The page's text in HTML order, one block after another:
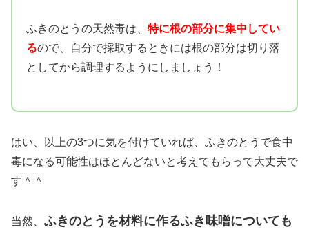
ふきのとうの天然毒は、 特に根の部分に集中してい
るので、自分で採取するときには根の部分は切り落
としてから調理するようにしましょう！
はい、以上の3つに気を付けていれば、ふきのとうで食中
毒になる可能性はほとんどないと考えてもらって大丈夫で
す＾＾
当然、 ふきのとうを材料に作るふき味噌についても